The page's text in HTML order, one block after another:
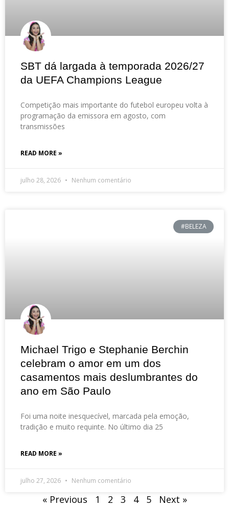
SBT dá largada à temporada 2026/27
da UEFA Champions League
Competição mais importante do futebol europeu volta à
programação da emissora em agosto, com
transmissões
READ MORE »
julho 28, 2026 Nenhum comentário
#BELEZA
Michael Trigo e Stephanie Berchin
celebram o amor em um dos
casamentos mais deslumbrantes do
ano em São Paulo
Foi uma noite inesquecível, marcada pela emoção,
tradição e muito requinte. No último dia 25
READ MORE »
julho 27, 2026 Nenhum comentário
« Previous 1 2 3 4 5 Next »